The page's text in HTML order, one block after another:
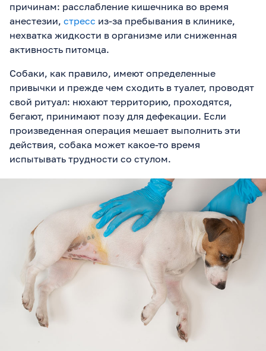
причинам: расслабление кишечника во время
анестезии, стресс из-за пребывания в клинике,
нехватка жидкости в организме или сниженная
активность питомца.
Собаки, как правило, имеют определенные
привычки и прежде чем сходить в туалет, проводят
свой ритуал: нюхают территорию, проходятся,
бегают, принимают позу для дефекации. Если
произведенная операция мешает выполнить эти
действия, собака может какое-то время
испытывать трудности со стулом.